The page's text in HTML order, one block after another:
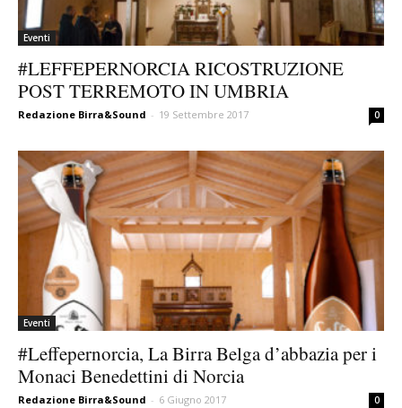
Eventi
#LEFFEPERNORCIA RICOSTRUZIONE
POST TERREMOTO IN UMBRIA
Redazione Birra&Sound - 19 Settembre 2017 0
Eventi
#Leffepernorcia, La Birra Belga d’abbazia per i
Monaci Benedettini di Norcia
Redazione Birra&Sound - 6 Giugno 2017 0